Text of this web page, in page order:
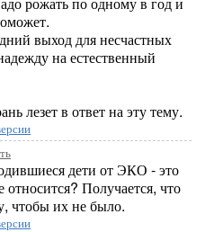
выход для несчастных
на естественный
лезет в ответ на эту тему.
дети от ЭКО - это
Получается, что
чтобы их не было.